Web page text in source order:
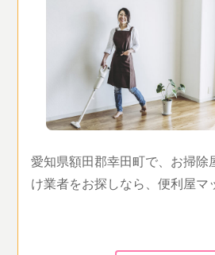
愛知県額田郡幸田町で、お掃除
け業者をお探しなら、便利屋マ